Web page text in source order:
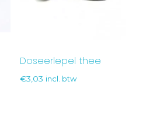
Doseerlepel thee
€3,03 incl. btw